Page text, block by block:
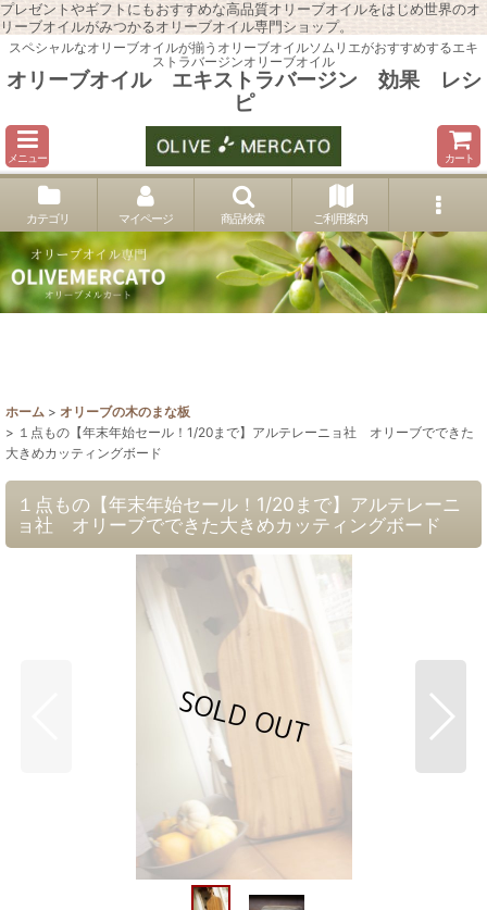
プレゼントやギフトにもおすすめな高品質オリーブオイルをはじめ世界のオ
リーブオイルがみつかるオリーブオイル専門ショップ。
スペシャルなオリーブオイルが揃うオリーブオイルソムリエがおすすめするエキ
ストラバージンオリーブオイル
オリーブオイル エキストラバージン 効果 レシ
ピ
メニュー カート
カテゴリ マイページ 商品検索 ご利用案内
ホーム > オリーブの木のまな板
> １点もの【年末年始セール！1/20まで】アルテレーニョ社 オリーブでできた
大きめカッティングボード
１点もの【年末年始セール！1/20まで】アルテレーニ
ョ社 オリーブでできた大きめカッティングボード